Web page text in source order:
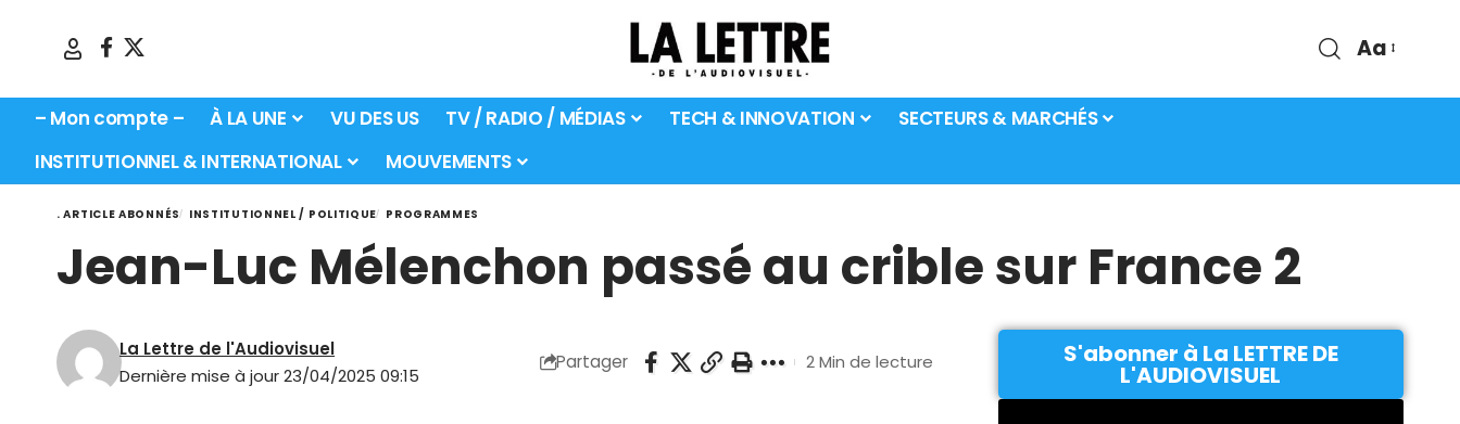
Aa
– Mon compte – À LA UNE VU DES US TV / RADIO / MÉDIAS TECH & INNOVATION
SECTEURS & MARCHÉS
INSTITUTIONNEL & INTERNATIONAL
MOUVEMENTS
. ARTICLE ABONNÉS INSTITUTIONNEL / POLITIQUE PROGRAMMES
Jean-Luc Mélenchon passé au crible sur France 2
Dernière mise à jour 23/04/2025 09:15
La Lettre de l'Audiovisuel
Partager 2 Min de lecture S'abonner à La LETTRE DE
L'AUDIOVISUEL